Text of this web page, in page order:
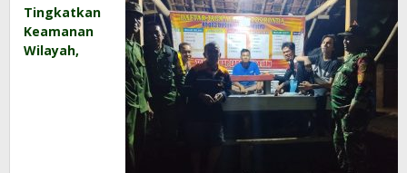
Tingkatkan
Keamanan
Wilayah,